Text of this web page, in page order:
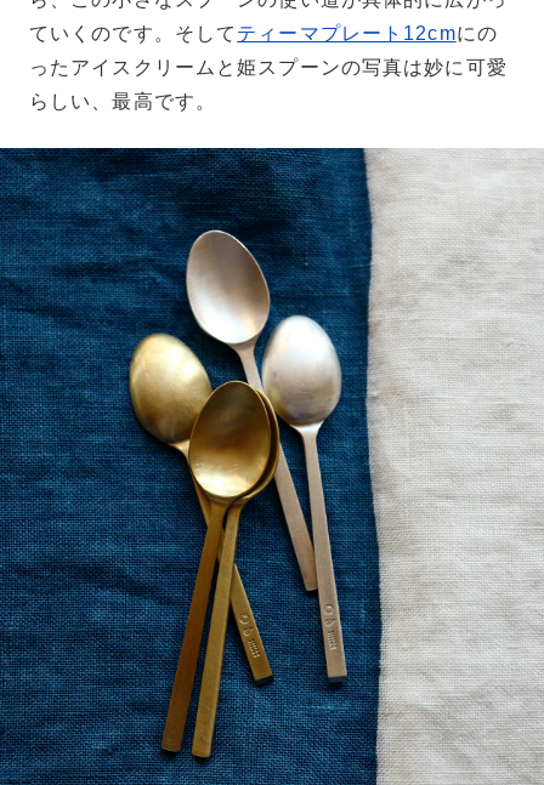
ていくのです。そして ティーマプレート12cmにの
ったアイスクリームと姫スプーンの写真は妙に可愛
らしい、最高です。